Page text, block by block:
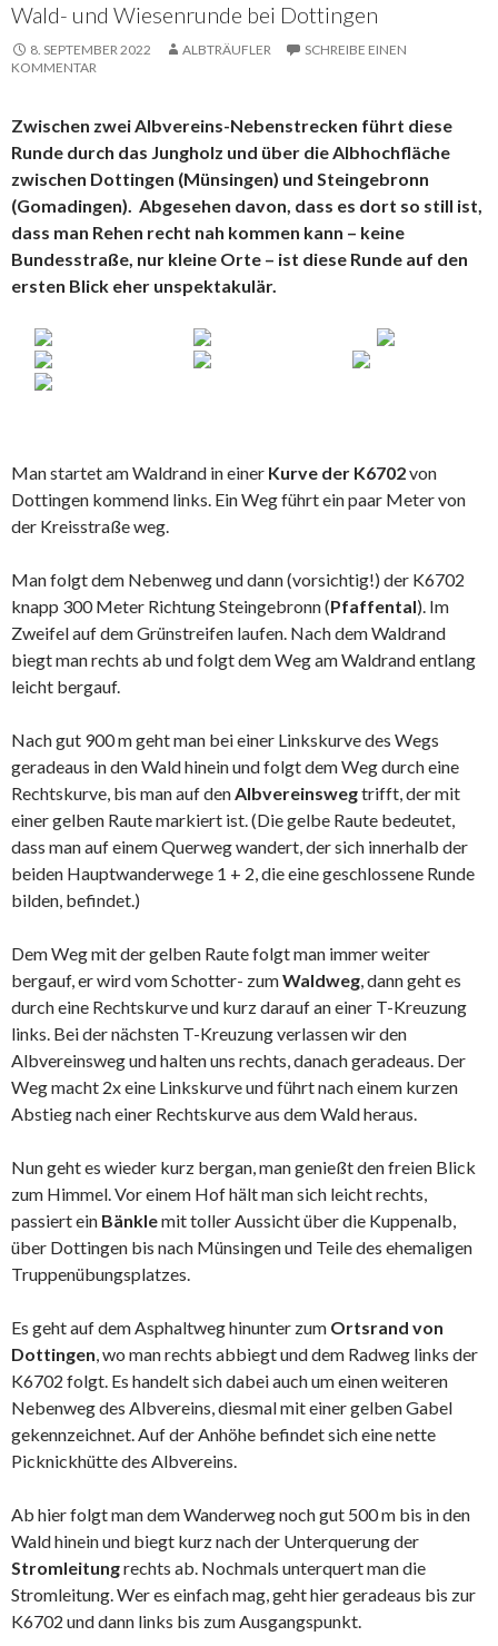
Wald- und Wiesenrunde bei Dottingen
8. SEPTEMBER 2022 ALBTRÄUFLER
SCHREIBE EINEN
KOMMENTAR
Zwischen zwei Albvereins-Nebenstrecken führt diese
Runde durch das Jungholz und über die Albhochfläche
zwischen Dottingen (Münsingen) und Steingebronn
(Gomadingen). Abgesehen davon, dass es dort so still ist,
dass man Rehen recht nah kommen kann – keine
Bundesstraße, nur kleine Orte – ist diese Runde auf den
ersten Blick eher unspektakulär.
Man startet am Waldrand in einer Kurve der K6702von
Dottingen kommend links. Ein Weg führt ein paar Meter von
der Kreisstraße weg.
Man folgt dem Nebenweg und dann (vorsichtig!) der K6702
knapp 300 Meter Richtung Steingebronn (Pfaffental). Im
Zweifel auf dem Grünstreifen laufen. Nach dem Waldrand
biegt man rechts ab und folgt dem Weg am Waldrand entlang
leicht bergauf.
Nach gut 900 m geht man bei einer Linkskurve des Wegs
geradeaus in den Wald hinein und folgt dem Weg durch eine
Rechtskurve, bis man auf denAlbvereinswegtrifft, der mit
einer gelben Raute markiert ist. (Die gelbe Raute bedeutet,
dass man auf einem Querweg wandert, der sich innerhalb der
beiden Hauptwanderwege 1 + 2, die eine geschlossene Runde
bilden, befindet.)
Dem Weg mit der gelben Raute folgt man immer weiter
bergauf, er wird vom Schotter- zumWaldweg, dann geht es
durch eine Rechtskurve und kurz darauf an einer T-Kreuzung
links. Bei der nächsten T-Kreuzung verlassen wir den
Albvereinsweg und halten uns rechts, danach geradeaus. Der
Weg macht 2x eine Linkskurve und führt nach einem kurzen
Abstieg nach einer Rechtskurve aus dem Wald heraus.
Nun geht es wieder kurz bergan, man genießt den freien Blick
zum Himmel. Vor einem Hof hält man sich leicht rechts,
passiert ein Bänklemit toller Aussicht über die Kuppenalb,
über Dottingen bis nach Münsingen und Teile des ehemaligen
Truppenübungsplatzes.
Es geht auf dem Asphaltweg hinunter zum Ortsrand von
Dottingen, wo man rechts abbiegt und dem Radweg links der
K6702 folgt. Es handelt sich dabei auch um einen weiteren
Nebenweg des Albvereins, diesmal mit einer gelben Gabel
gekennzeichnet. Auf der Anhöhe befindet sich eine nette
Picknickhütte des Albvereins.
Ab hier folgt man dem Wanderweg noch gut 500 m bis in den
Wald hinein und biegt kurz nach der Unterquerung der
Stromleitungrechts ab. Nochmals unterquert man die
Stromleitung. Wer es einfach mag, geht hier geradeaus bis zur
K6702 und dann links bis zum Ausgangspunkt.